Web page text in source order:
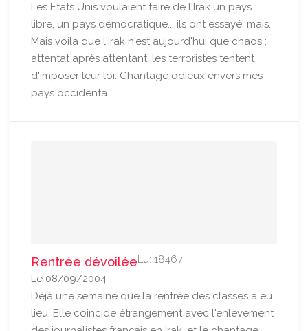
Les Etats Unis voulaient faire de l'Irak un pays
libre, un pays démocratique... ils ont essayé, mais...
Mais voila que l'Irak n'est aujourd'hui que chaos ;
attentat après attentant, les terroristes tentent
d'imposer leur loi. Chantage odieux envers mes
pays occidenta...
Rentrée dévoiléeLu: 18467
Le 08/09/2004
Déjà une semaine que la rentrée des classes à eu
lieu. Elle coincide étrangement avec l'enlèvement